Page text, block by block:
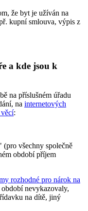
že byt je užíván na
kupní smlouva, výpis z
a kde jsou k
na příslušném úřadu
na internetových
:
(pro všechny společně
období příjem
rozhodné pro nárok na
nevykazovaly,
na dítě, jiný